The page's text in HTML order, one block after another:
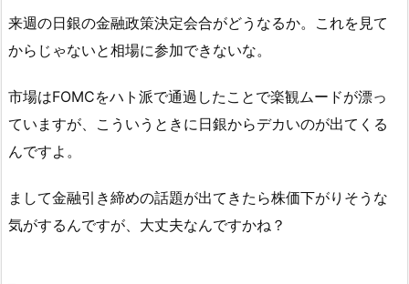
来週の日銀の金融政策決定会合がどうなるか。これを見て
からじゃないと相場に参加できないな。
市場はFOMCをハト派で通過したことで楽観ムードが漂っ
ていますが、こういうときに日銀からデカいのが出てくる
んですよ。
まして金融引き締めの話題が出てきたら株価下がりそうな
気がするんですが、大丈夫なんですかね？